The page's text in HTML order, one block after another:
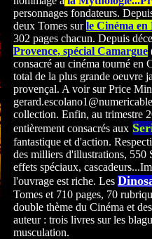
personnages fondateurs.
deux Tomes surle Cinéma en
302 pages chacun. Depuis
Provence, spécial Camargue
consacré au cinéma tourné en
total de la plus grande oeuvre
provençal. A voir sur Price
collection. Enfin, au trimestre
entièrement consacrés aux
fantastique et d'action.
des milliers d'illustrations, 550
effets spéciaux,
l'ouvrage est riche. Les
Tomes et 710 pages, 70
double thème du Cinéma et
auteur : trois livres sur les
musculation.